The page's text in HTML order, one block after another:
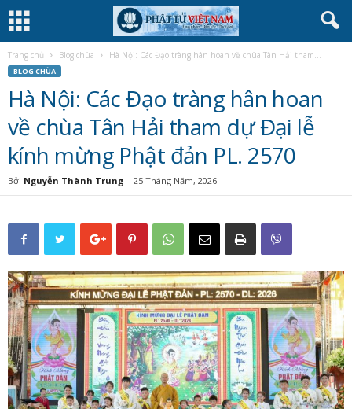
Trang chủ Blog chùa Hà Nội: Các Đạo tràng hân hoan về chùa Tân Hải tham...
BLOG CHÙA
Hà Nội: Các Đạo tràng hân hoan
về chùa Tân Hải tham dự Đại lễ
kính mừng Phật đản PL. 2570
Bởi Nguyễn Thành Trung - 25 Tháng Năm, 2026